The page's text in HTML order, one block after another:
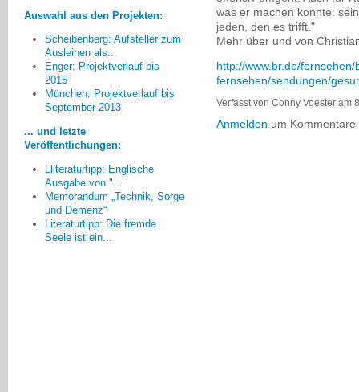
was er machen konnte:
jeden, den es trifft."
Mehr über und von
http://www.br.de/
fernsehen/sendungen/
Verfasst von Conny Voester am
Anmelden um
Auswahl aus den Projekten:
Scheibenberg: Aufsteller zum
Ausleihen als...
Enger: Projektverlauf bis
2015
München: Projektverlauf bis
September 2013
... und letzte
Veröffentlichungen:
Lliteraturtipp: Englische
Ausgabe von "...
Memorandum „Technik, Sorge
und Demenz“
Literaturtipp: Die fremde
Seele ist ein...
Bevor wir weitere Projekte
beginnen, muss klar sein, weshalb
die Angebote, die sich direkt an die
altersverwirrten Menschen und ihre
in dem Umfang angenommen
worden sind, wie es zu erwarten
gewesen wäre.
Horst Roos, Frankenthal